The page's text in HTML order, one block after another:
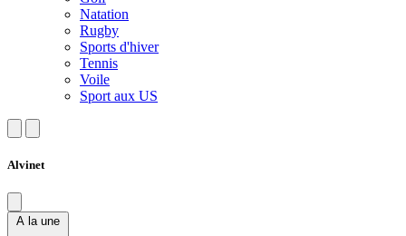
Natation
Rugby
Sports d'hiver
Tennis
Voile
Sport aux US
Alvinet
A la une